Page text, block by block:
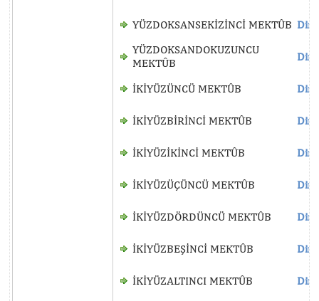
YÜZDOKSANSEKİZİNCİ MEKTÛB
YÜZDOKSANDOKUZUNCU
MEKTÛB
İKİYÜZÜNCÜ MEKTÛB
İKİYÜZBİRİNCİ MEKTÛB
İKİYÜZİKİNCİ MEKTÛB
İKİYÜZÜÇÜNCÜ MEKTÛB
İKİYÜZDÖRDÜNCÜ MEKTÛB
İKİYÜZBEŞİNCİ MEKTÛB
İKİYÜZALTINCI MEKTÛB